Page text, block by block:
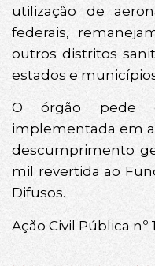
utilização de
federais,
outros distritos
estados e
O órgão pede
implementada em
descumprimento
mil revertida ao
Difusos.
Ação Civil Pública nº